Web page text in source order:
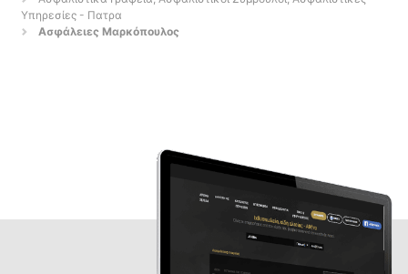
Υπηρεσίες - Πατρα
Ασφάλειες Μαρκόπουλος